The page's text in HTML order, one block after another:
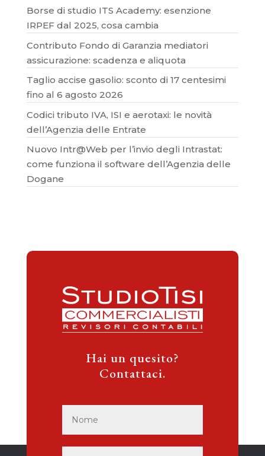
Borse di studio ITS Academy: esenzione
IRPEF dal 2025, cosa cambia
Contributo Fondo di Garanzia mediatori
assicurazione: scadenza e aliquota
Taglio accise gasolio: sconto di 17 centesimi
fino al 6 agosto 2026
Codici tributo IVA, ISI e aerotaxi: le novità
dell’Agenzia delle Entrate
Nuovo Intr@Web per l’invio degli Intrastat:
come funziona il software dell’Agenzia delle
Dogane
Hai un quesito?
Contattaci.